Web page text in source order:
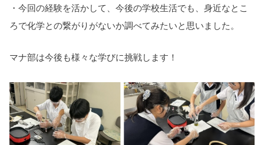
・今回の経験を活かして、今後の学校生活でも、身近なとこ
ろで化学との繋がりがないか調べてみたいと思いました。
マナ部は今後も様々な学びに挑戦します！